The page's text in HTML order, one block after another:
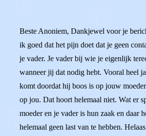
Beste Anoniem, Dankjewel voor je
ik goed dat het pijn doet dat je geen
je vader. Je vader bij wie je eigenlijk
wanneer jij dat nodig hebt. Vooral heel
komt doordat hij boos is op jouw
op jou. Dat hoort helemaal niet. Wat er
moeder en je vader is hun zaak en daar
helemaal geen last van te hebben.